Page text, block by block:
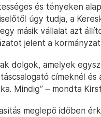
és tényeken
úgy tudja, a
másik vállalat azt
jelent a
dolgok, amelyek
címeknél
Mindig” – mondta
meglepő időben